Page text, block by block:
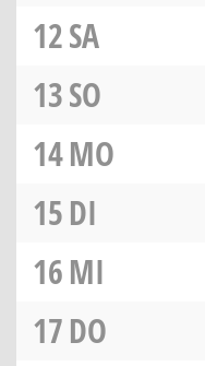
12SA
13SO
14MO
15DI
16MI
17DO